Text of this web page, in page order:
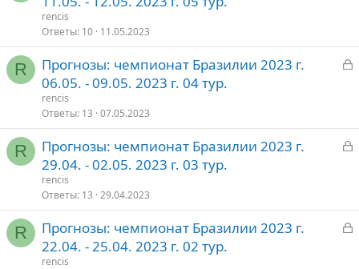
т
rencis
Ответы 10 11.05.2023
R
З
т
Прогнозы: чемпионат Бразилии 2023 г.
06.05. - 09.05. 2023 г. 04 тур.
rencis
Ответы 13 07.05.2023
R
З
т
Прогнозы: чемпионат Бразилии 2023 г.
29.04. - 02.05. 2023 г. 03 тур.
rencis
Ответы 13 29.04.2023
R
З
Прогнозы: чемпионат Бразилии 2023 г.
22.04. - 25.04. 2023 г. 02 тур.
rencis